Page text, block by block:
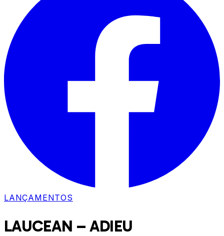
LANÇAMENTOS
LAUCEAN – ADIEU